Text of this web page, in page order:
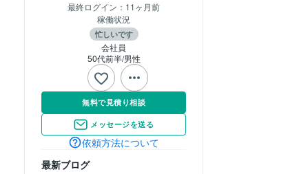
最終ログイン： 11ヶ月前
稼働状況
忙しいです
会社員
50代前半男性
無料で見積り相談
メッセージを送る
依頼方法について
最新ブログ